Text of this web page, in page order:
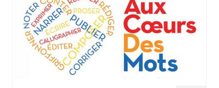
La Congrégation
La Maison-Mère
Actualités